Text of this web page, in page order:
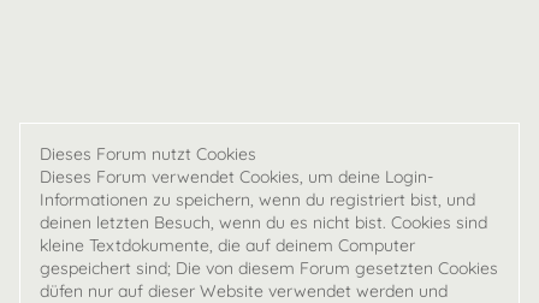
Dieses Forum nutzt Cookies
Dieses Forum verwendet Cookies, um deine Login-
Informationen zu speichern, wenn du registriert bist, und
deinen letzten Besuch, wenn du es nicht bist. Cookies sind
kleine Textdokumente, die auf deinem Computer
gespeichert sind; Die von diesem Forum gesetzten Cookies
düfen nur auf dieser Website verwendet werden und